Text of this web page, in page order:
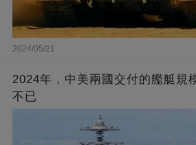
2024/05/21
2024年，中美兩國交付的艦艇規
不已